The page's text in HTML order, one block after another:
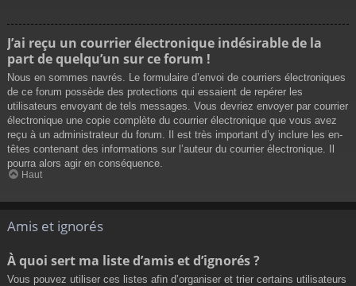
J’ai reçu un courrier électronique indésirable de la
part de quelqu’un sur ce forum !
Nous en sommes navrés. Le formulaire d’envoi de courriers électroniques
de ce forum possède des protections qui essaient de repérer les
utilisateurs envoyant de tels messages. Vous devriez envoyer par courrier
électronique une copie complète du courrier électronique que vous avez
reçu à un administrateur du forum. Il est très important d’y inclure les en-
têtes contenant des informations sur l’auteur du courrier électronique. Il
pourra alors agir en conséquence.
Haut
Amis et ignorés
À quoi sert ma liste d’amis et d’ignorés ?
Vous pouvez utiliser ces listes afin d’organiser et trier certains utilisateurs